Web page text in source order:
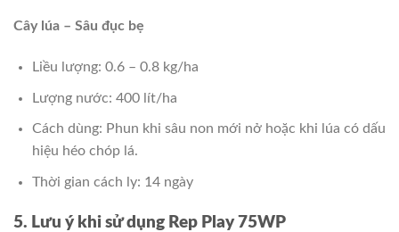
Cây lúa – Sâu đục bẹ
Liều lượng: 0.6 – 0.8 kg/ha
Lượng nước: 400 lít/ha
Cách dùng: Phun khi sâu non mới nở hoặc khi lúa có dấu
hiệu héo chóp lá.
Thời gian cách ly: 14 ngày
5. Lưu ý khi sử dụng Rep Play 75WP